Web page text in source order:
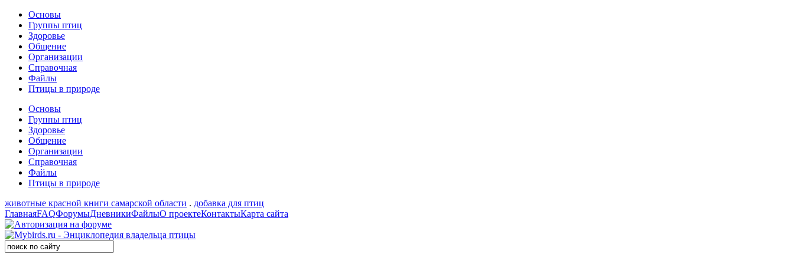
Основы
Группы птиц
Здоровье
Общение
Организации
Справочная
Файлы
Птицы в природе
Основы
Группы птиц
Здоровье
Общение
Организации
Справочная
Файлы
Птицы в природе
животные красной книги самарской области . добавка для птиц
ГлавнаяFAQФорумыДневникиФайлыО проектеКонтактыКарта сайта